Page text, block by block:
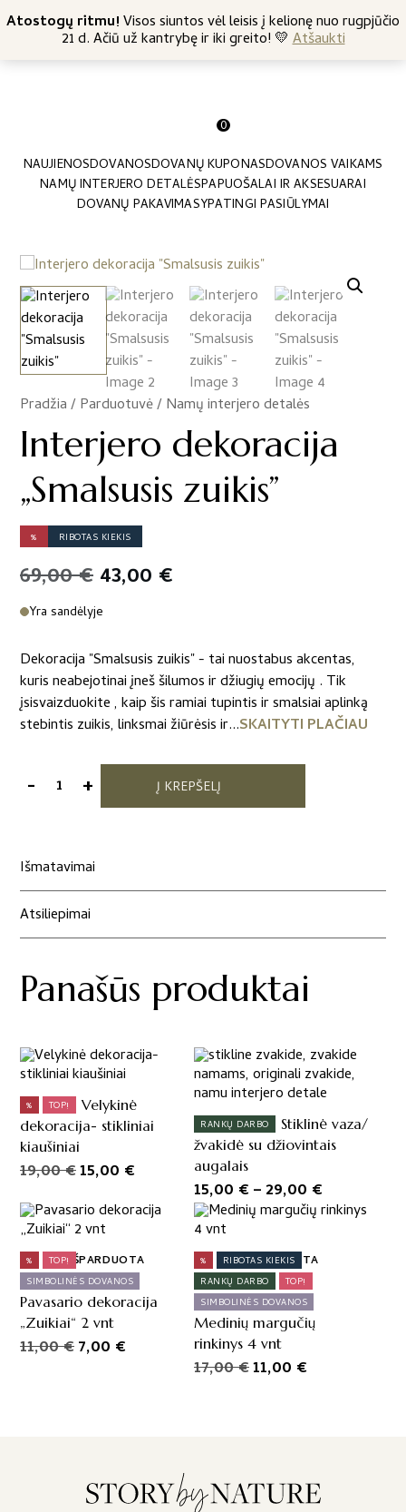
Atostogų ritmu!Visos siuntos vėl leisis į kelionę nuo rugpjūčio
21 d. Ačiū už kantrybę ir iki greito! 💛Atšaukti
Nemokamas siuntimas nuo 45 Eur +370 682 57369
0
NAUJIENOSDOVANOSDOVANŲ KUPONASDOVANOS VAIKAMS
NAMŲ INTERJERO DETALĖSPAPUOŠALAI IR AKSESUARAI
DOVANŲ PAKAVIMASYPATINGI PASIŪLYMAI
Pradžia/Parduotuvė/Namų interjero detalės
/
Interjero dekoracija
„Smalsusis zuikis”
% RIBOTAS KIEKIS
69,00€ Original
price
was:
69,00 €.
43,00 €
is:
43,00 €.
Yra sandėlyje
Dekoracija "Smalsusis zuikis" - tai nuostabus akcentas,
kuris neabejotinai įneš šilumos ir džiugių emocijų . Tik
įsisvaizduokite , kaip šis ramiai tupintis ir smalsiai aplinką
stebintis zuikis, linksmai žiūrėsis ir...SKAITYTI PLAČIAU
-produkto
dekoracija
zuikis"
+ Į KREPŠELĮ
Išmatavimai
Atsiliepimai
Panašūs produktai
% TOP!
Velykinė
dekoracija- stikliniai
kiaušiniai
19,00€Original
was:
19,00 €.
15,00 €
is:
IŠPARDUOTA
RANKŲ DARBO
Stiklinė vaza/
žvakidė su džiovintais
augalais
15,00 € – 29,00 €
range:
IŠPARDUOTA
This
product
has
multiple
variants.
The
options
may
be
chosen
on
the
product
page
%
TOP!
SIMBOLINĖS DOVANOS
Pavasario dekoracija
„Zuikiai“ 2 vnt
11,00€Original
7,00 €
%
RIBOTAS KIEKIS
RANKŲ DARBO
TOP!
SIMBOLINĖS DOVANOS
Medinių margučių
rinkinys 4 vnt
17,00€Original
11,00 €